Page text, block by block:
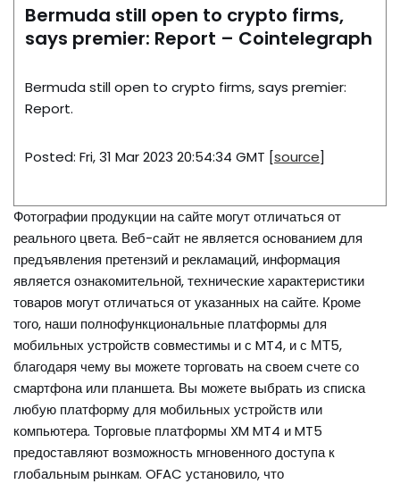
Bermuda still open to crypto firms,
says premier: Report – Cointelegraph
Bermuda still open to crypto firms, says premier:
Report.
Posted: Fri, 31 Mar 2023 20:54:34 GMT [source]
Фотографии продукции на сайте могут отличаться от
реального цвета. Веб-сайт не является основанием для
предъявления претензий и рекламаций, информация
является ознакомительной, технические характеристики
товаров могут отличаться от указанных на сайте. Кроме
того, наши полнофункциональные платформы для
мобильных устройств совместимы и с MT4, и с МТ5,
благодаря чему вы можете торговать на своем счете со
смартфона или планшета. Вы можете выбрать из списка
любую платформу для мобильных устройств или
компьютера. Торговые платформы XM MT4 и MT5
предоставляют возможность мгновенного доступа к
глобальным рынкам. OFAC установило, что